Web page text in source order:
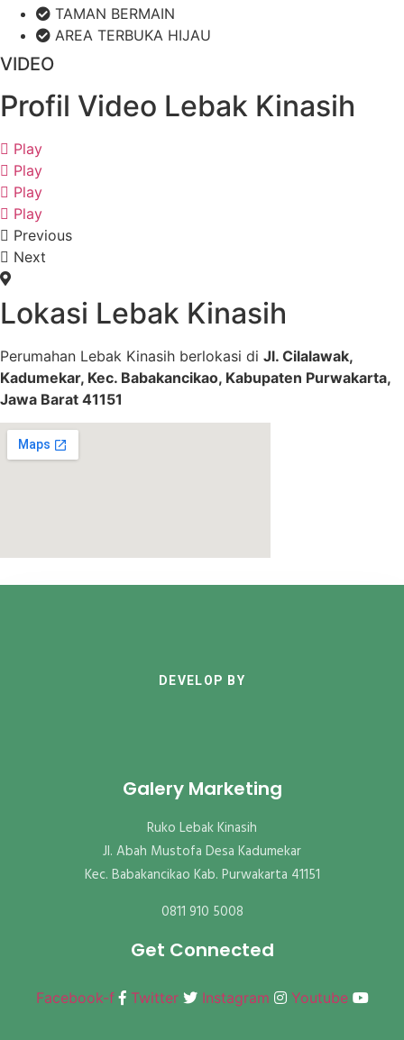
TAMAN BERMAIN
AREA TERBUKA HIJAU
VIDEO
Profil Video Lebak Kinasih
Play
Play
Play
Play
Previous
Next
Lokasi Lebak Kinasih
Perumahan Lebak Kinasih berlokasi di Jl. Cilalawak,
Kadumekar, Kec. Babakancikao, Kabupaten Purwakarta,
Jawa Barat 41151
DEVELOP BY
Galery Marketing
Ruko Lebak Kinasih
Jl. Abah Mustofa Desa Kadumekar
Kec. Babakancikao Kab. Purwakarta 41151
0811 910 5008
Get Connected
Facebook-f Twitter Instagram Youtube